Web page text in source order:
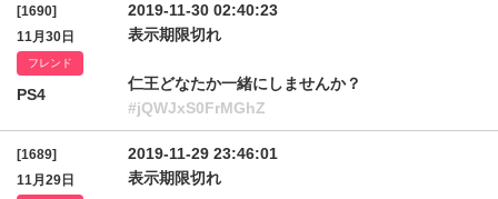
[1690]
11月30日
フレンド
PS4
2019-11-30 02:40:23
表示期限切れ
仁王どなたか一緒にしませんか？
#jQWJxS0FrMGhZ
[1689]
11月29日
2019-11-29 23:46:01
表示期限切れ